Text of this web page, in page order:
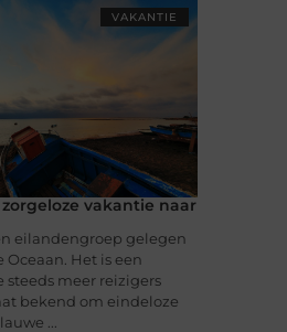
VAKANTIE
vakantie naar
eilandengroep gelegen
Het is een
meer reizigers
bekend om eindeloze
...